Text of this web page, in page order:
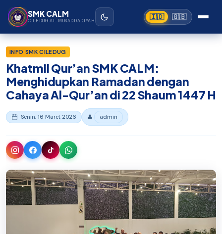
Lewati ke konten utama
SMK CALM
CILEDUG AL-MUSADDADIYAH 🇮🇩 🇬🇧
Beranda
INFO SMK CILEDUG
Khatmil Qur’an SMK CALM:
Menghidupkan Ramadan dengan
Cahaya Al-Qur’an di 22 Shaum 1447 H
Senin, 16 Maret 2026 👤 admin